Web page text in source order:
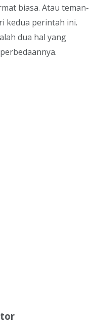
biasa. Atau teman-
kedua perintah ini.
dua hal yang